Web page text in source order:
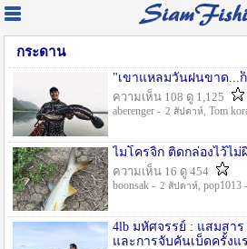
กระดาน
"เขาแหลมวันฝนขาด...
ความเห็น 108 ดู 1,125
aberenger - 2 สัปดาห์, Tom
ไมโครจิ้ก ติดกล่องไว้ไม่
ความเห็น 16 ดู 454
boonsak - 2 สัปดาห์, pop1013 -
4lb มหัศจรรย์ : แสมสา
และการจับคันเบ็ดครั้งแ